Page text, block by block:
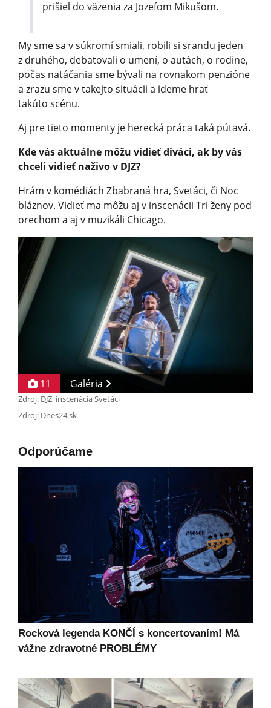
prišiel do väzenia za Jozefom Mikušom.
My sme sa v súkromí smiali, robili si srandu jeden
z druhého, debatovali o umení, o autách, o rodine,
počas natáčania sme bývali na rovnakom penzióne
a zrazu sme v takejto situácii a ideme hrať
takúto scénu.
Aj pre tieto momenty je herecká práca taká pútavá.
Kde vás aktuálne môžu vidieť diváci, ak by vás
chceli vidieť naživo v DJZ?
Hrám v komédiách Zbabraná hra, Svetáci, či Noc
bláznov. Vidieť ma môžu aj v inscenácii Tri ženy pod
orechom a aj v muzikáli Chicago.
11 Galéria
Zdroj: DJZ, inscenácia Svetáci
Zdroj: Dnes24.sk
Odporúčame
Rocková legenda KONČÍ s koncertovaním! Má
vážne zdravotné PROBLÉMY